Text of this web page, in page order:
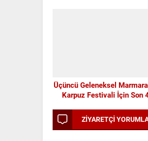
Üçüncü Geleneksel
Karpuz Festivali İçin Son
ZİYARETÇİ